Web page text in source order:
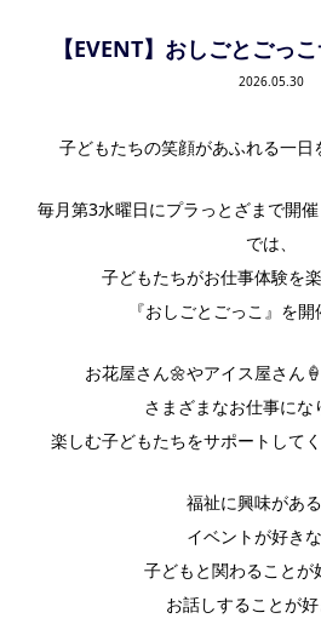
【EVENT】おしごとごっ
2026.05.30
子どもたちの笑顔があふれる一日
毎月第3水曜日にプラっとざまで開催
では、
子どもたちがお仕事体験を
『おしごとごっこ』を
お花屋さん🌼やアイス屋さん
さまざまなお仕事にな
楽しむ子どもたちをサポートして
福祉に興味がある
イベントが好きな
子どもと関わることが
お話しすることが